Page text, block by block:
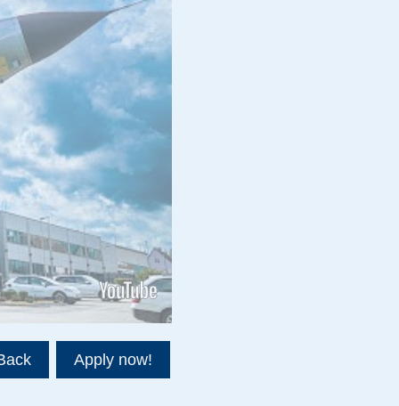
Apply now!